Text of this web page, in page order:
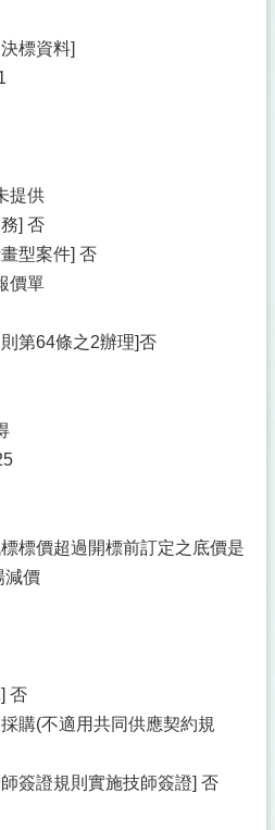
標資料]
提供
] 否
型案件] 否
價單
第64條之2辦理]否
標價超過開標前訂定之底價是
減價
否
購(不適用共同供應契約規
簽證規則實施技師簽證] 否